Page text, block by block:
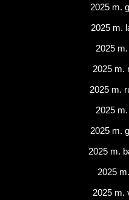
2025 m.
2025 m.
2025
2025 m.
2025 m.
2025
2025 m.
2025 m.
2025
2025 m.